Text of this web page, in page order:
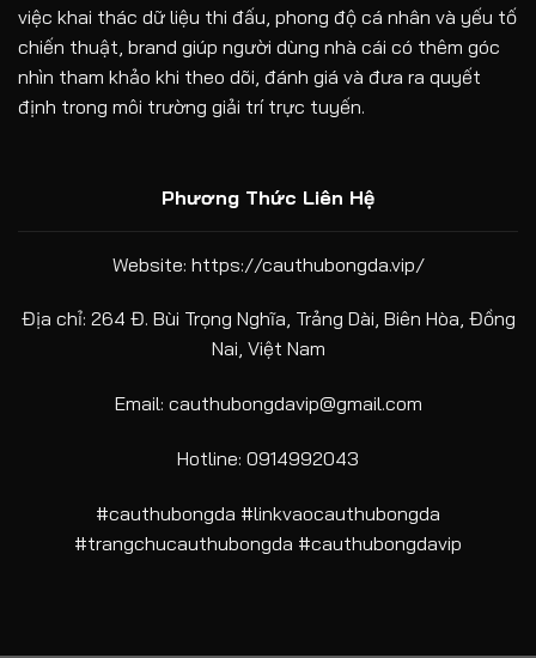
việc khai thác dữ liệu thi đấu, phong độ cá nhân và yếu tố
chiến thuật, brand giúp người dùng nhà cái có thêm góc
nhìn tham khảo khi theo dõi, đánh giá và đưa ra quyết
định trong môi trường giải trí trực tuyến.
Phương Thức Liên Hệ
Website: https://cauthubongda.vip/
Địa chỉ: 264 Đ. Bùi Trọng Nghĩa, Trảng Dài, Biên Hòa, Đồng
Nai, Việt Nam
Email: cauthubongdavip@gmail.com
Hotline: 0914992043
#cauthubongda #linkvaocauthubongda
#trangchucauthubongda #cauthubongdavip